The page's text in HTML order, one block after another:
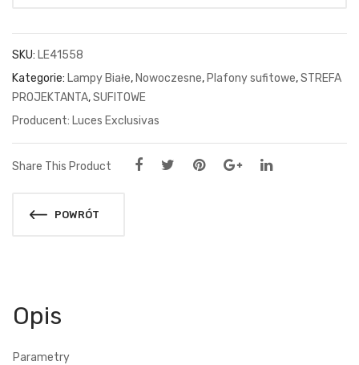
SKU: LE41558
Kategorie: Lampy Białe, Nowoczesne, Plafony sufitowe,STREFA
PROJEKTANTA,SUFITOWE
Luces Exclusivas
Share This Product
POWRÓT
Opis
Parametry